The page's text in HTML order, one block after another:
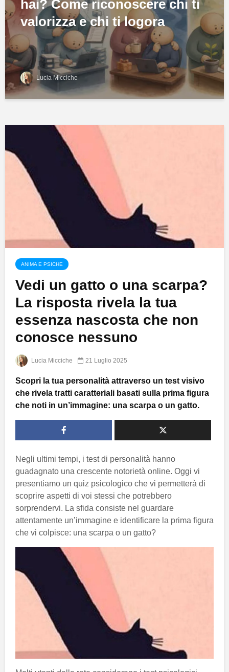
hai? Come riconoscere chi ti
valorizza e chi ti logora
Lucia Micciche
ANIMA E PSICHE
Vedi un gatto o una scarpa?
La risposta rivela la tua
essenza nascosta che non
conosce nessuno
Lucia Micciche 21 Luglio 2025
Scopri la tua personalità attraverso un test visivo
che rivela tratti caratteriali basati sulla prima figura
che noti in un’immagine: una scarpa o un gatto.
Negli ultimi tempi, i test di personalità hanno
guadagnato una crescente notorietà online. Oggi vi
presentiamo un quiz psicologico che vi permetterà di
scoprire aspetti di voi stessi che potrebbero
sorprendervi. La sfida consiste nel guardare
attentamente un’immagine e identificare la prima figura
che vi colpisce: una scarpa o un gatto?